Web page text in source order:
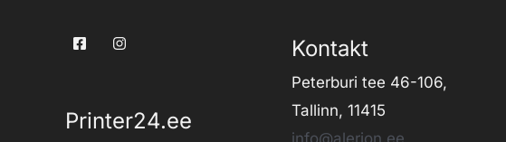
Printer24.ee
Kontakt
Peterburi tee 46-106,
Tallinn, 11415
info@alerion.ee